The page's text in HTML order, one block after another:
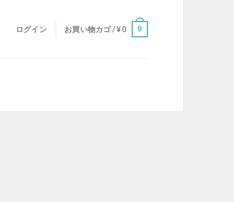
ログイン お買い物カゴ /¥0 0